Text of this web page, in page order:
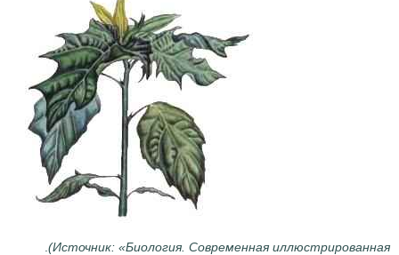
(Источник: «Биология. Современная иллюстрированная